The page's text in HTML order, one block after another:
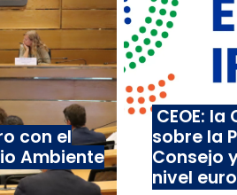
con el
Ambiente
CEOE: la
sobre la
Consejo
nivel